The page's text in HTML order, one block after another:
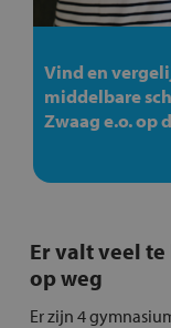
Vind en
middelbare
Zwaag e.o. op
Er valt veel
op weg
Er zijn 4